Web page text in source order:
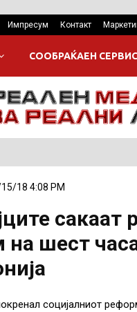
Импресум Контакт
СООБРАЌАЕН СЕРВИС
18 4:08 PM
на шест
социјалниот